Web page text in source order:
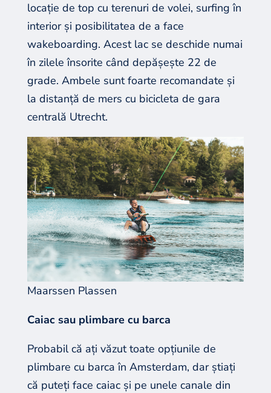
locație de top cu terenuri de volei, surfing în
interior și posibilitatea de a face
wakeboarding. Acest lac se deschide numai
în zilele însorite când depășește 22 de
grade. Ambele sunt foarte recomandate și
la distanță de mers cu bicicleta de gara
centrală Utrecht.
Maarssen Plassen
Caiac sau plimbare cu barca
Probabil că ați văzut toate opțiunile de
plimbare cu barca în Amsterdam, dar știați
că puteți face caiac și pe unele canale din